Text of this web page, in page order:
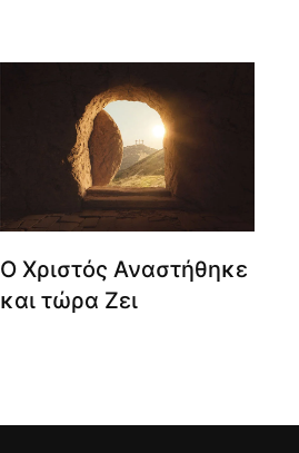
Ο Χριστός Αναστήθηκε
και τώρα Ζει